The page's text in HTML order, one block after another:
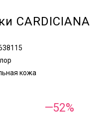
CARDICIANA
кожа
—52%